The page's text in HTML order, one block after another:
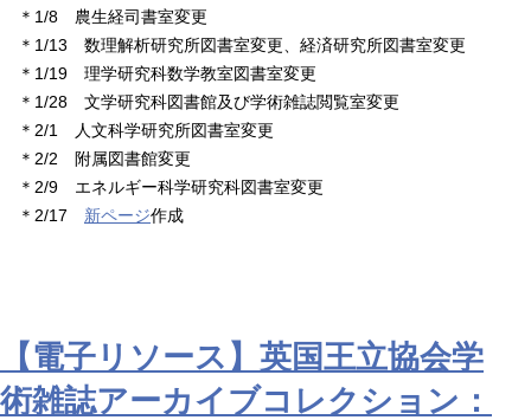
＊1/8 農生経司書室変更
＊1/13 数理解析研究所図書室変更、経済研究所図書室変更
＊1/19 理学研究科数学教室図書室変更
＊1/28 文学研究科図書館及び学術雑誌閲覧室変更
＊2/1 人文科学研究所図書室変更
＊2/2 附属図書館変更
＊2/9 エネルギー科学研究科図書室変更
＊2/17 新ページ作成
【電子リソース】英国王立協会学
術雑誌アーカイブコレクション：